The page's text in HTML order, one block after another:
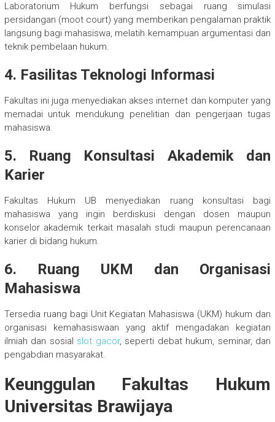
Laboratorium Hukum berfungsi sebagai ruang simulasi
persidangan (moot court) yang memberikan pengalaman praktik
langsung bagi mahasiswa, melatih kemampuan argumentasi dan
teknik pembelaan hukum.
4. Fasilitas Teknologi Informasi
Fakultas ini juga menyediakan akses internet dan komputer yang
memadai untuk mendukung penelitian dan pengerjaan tugas
mahasiswa.
5. Ruang Konsultasi Akademik dan
Karier
Fakultas Hukum UB menyediakan ruang konsultasi bagi
mahasiswa yang ingin berdiskusi dengan dosen maupun
konselor akademik terkait masalah studi maupun perencanaan
karier di bidang hukum.
6. Ruang UKM dan Organisasi
Mahasiswa
Tersedia ruang bagi Unit Kegiatan Mahasiswa (UKM) hukum dan
organisasi kemahasiswaan yang aktif mengadakan kegiatan
ilmiah dan sosial slot gacor, seperti debat hukum, seminar, dan
pengabdian masyarakat.
Keunggulan Fakultas Hukum
Universitas Brawijaya